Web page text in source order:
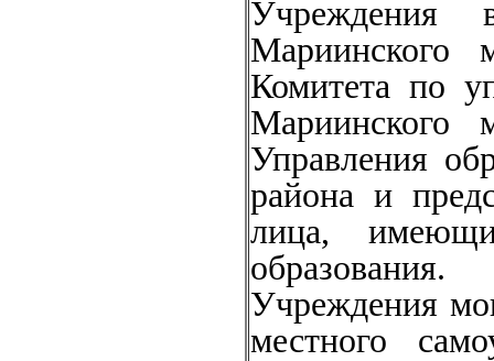
Учреждения
Мариинского
Комитета по
Мариинского
Управления
района и
лица,
Учреждения
местного